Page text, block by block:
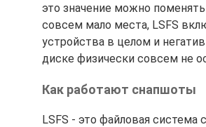
это значение можно
совсем мало места, LSFS
устройства в целом и
диске физически совсем не
Как работают снапшоты
LSFS - это файловая